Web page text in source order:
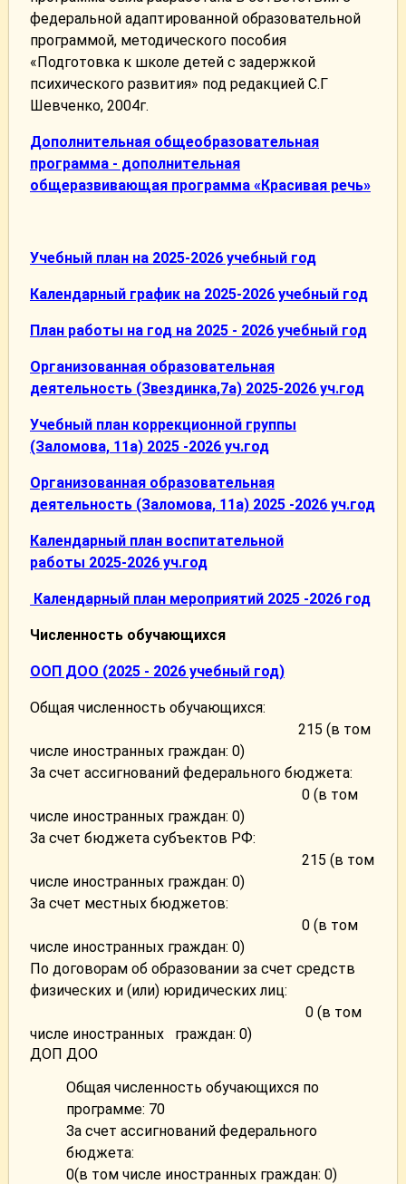
федеральной адаптированной образовательной
программой, методического пособия
«Подготовка к школе детей с задержкой
психического развития» под редакцией С.Г
Шевченко, 2004г.
Дополнительная общеобразовательная
программа - дополнительная
общеразвивающая программа «Красивая речь»
Учебный план на 2025-2026 учебный год
Календарный график на 2025-2026 учебный год
План работы на год на 2025 - 2026 учебный год
Организованная образовательная
деятельность (Звездинка,7а) 2025-2026 уч.год
Учебный план коррекционной группы
(Заломова, 11а) 2025 -2026 уч.год
Организованная образовательная
деятельность (Заломова, 11а) 2025 -2026 уч.год
Календарный план воспитательной
работы 2025-2026 уч.год
Календарный план мероприятий 2025 -2026 год
Численность обучающихся
ООП ДОО (2025 - 2026 учебный год)
Общая численность обучающихся:
215 (в том
числе иностранных граждан: 0)
За счет ассигнований федерального бюджета:
0 (в том
числе иностранных граждан: 0)
За счет бюджета субъектов РФ:
215 (в том
числе иностранных граждан: 0)
За счет местных бюджетов:
0 (в том
числе иностранных граждан: 0)
По договорам об образовании за счет средств
физических и (или) юридических лиц:
0 (в том
числе иностранных граждан: 0)
ДОП ДОО
Общая численность обучающихся по
программе: 70
За счет ассигнований федерального
бюджета:
0(в том числе иностранных граждан: 0)